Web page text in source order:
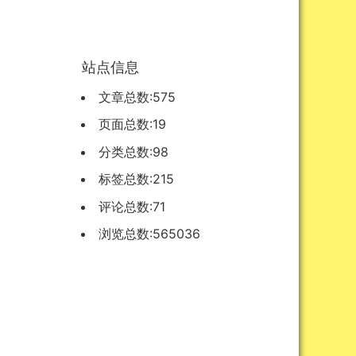
站点信息
文章总数:575
页面总数:19
分类总数:98
标签总数:215
评论总数:71
浏览总数:565036